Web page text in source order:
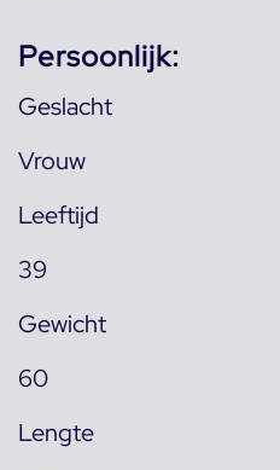
Persoonlijk:
Geslacht
Vrouw
Leeftijd
39
Gewicht
60
Lengte